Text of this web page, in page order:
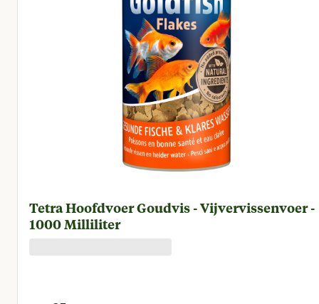
Tetra Hoofdvoer Goudvis - Vijvervissenvoer -
1000 Milliliter